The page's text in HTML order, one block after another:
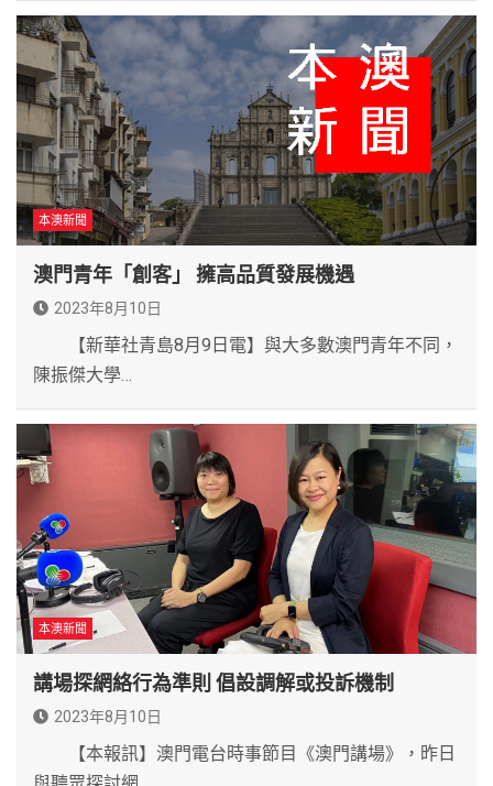
本澳新聞
澳門青年「創客」 擁高品質發展機遇
2023年8月10日
【新華社青島8月9日電】與大多數澳門青年不同，
陳振傑大學…
本澳新聞
講場探網絡行為準則 倡設調解或投訴機制
2023年8月10日
【本報訊】澳門電台時事節目《澳門講場》，昨日